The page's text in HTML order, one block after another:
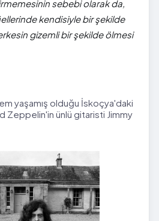
sebebi olarak da,
kendisiyle bir şekilde
gizemli bir şekilde ölmesi
yaşamış olduğu İskoçya'daki
Zeppelin'in ünlü gitaristi Jimmy